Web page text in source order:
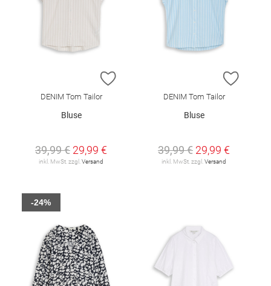
ZUR WUNSCHLISTE HINZUFÜGEN
DENIM Tom Tailor
Bluse
39,99 € 29,99 €
inkl. MwSt. zzgl. Versand
ZUR
DENIM Tom Tailor
Bluse
39,99 € 29,99 €
inkl. MwSt. zzgl. Versand
-24%